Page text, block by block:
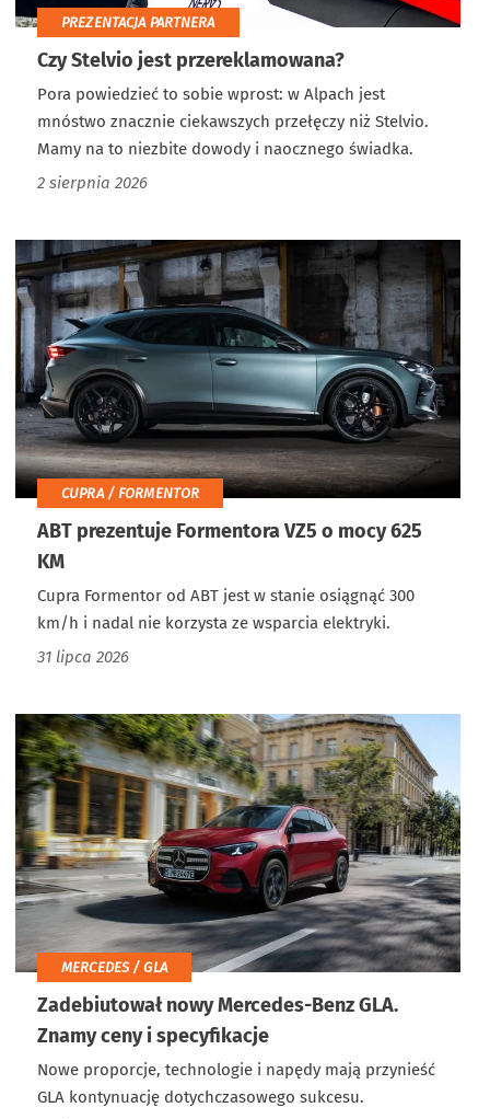
PREZENTACJA PARTNERA
Czy Stelvio jest przereklamowana?
Pora powiedzieć to sobie wprost: w Alpach jest
mnóstwo znacznie ciekawszych przełęczy niż Stelvio.
Mamy na to niezbite dowody i naocznego świadka.
2 sierpnia 2026
CUPRA / FORMENTOR
ABT prezentuje Formentora VZ5 o mocy 625
KM
Cupra Formentor od ABT jest w stanie osiągnąć 300
km/h i nadal nie korzysta ze wsparcia elektryki.
31 lipca 2026
MERCEDES / GLA
Zadebiutował nowy Mercedes-Benz GLA.
Znamy ceny i specyfikacje
Nowe proporcje, technologie i napędy mają przynieść
GLA kontynuację dotychczasowego sukcesu.